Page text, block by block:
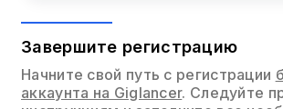
Завершите регистрацию
Начните свой путь с регистрации
аккаунта на Giglancer. Следуйте